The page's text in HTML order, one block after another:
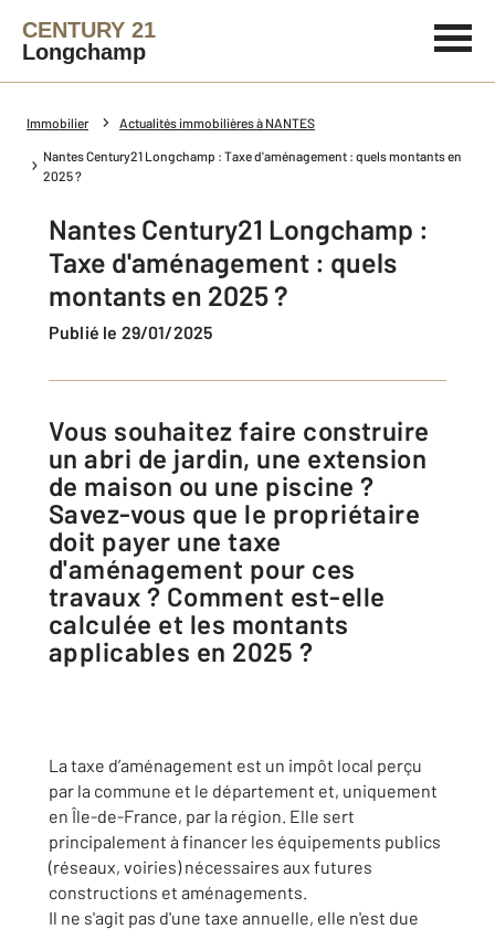
CENTURY 21
Longchamp
Immobilier Actualités immobilières à NANTES
Nantes Century21 Longchamp : Taxe d'aménagement : quels montants en
2025 ?
Nantes Century21 Longchamp :
Taxe d'aménagement : quels
montants en 2025 ?
Publié le 29/01/2025
Vous souhaitez faire construire
un abri de jardin, une extension
de maison ou une piscine ?
Savez-vous que le propriétaire
doit payer une taxe
d'aménagement pour ces
travaux ? Comment est-elle
calculée et les montants
applicables en 2025 ?
La taxe d’aménagement est un impôt local perçu
par la commune et le département et, uniquement
en Île-de-France, par la région. Elle sert
principalement à financer les équipements publics
(réseaux, voiries) nécessaires aux futures
constructions et aménagements.
Il ne s'agit pas d'une taxe annuelle, elle n'est due